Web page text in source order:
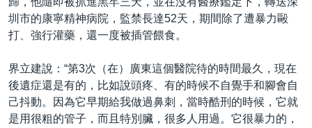
圳市的康寧精神病院，監禁長達52天，期間除了遭暴力毆
打、強行灌藥，還一度被插管餵食。
界立建說：“第3次（在）廣東這個醫院待的時間最久，現在
後遺症還是有的，比如說頭疼、有的時候不自覺手和腳會自
己抖動。因為它早期給我做過鼻刺，當時酷刑的時候，它就
是用很粗的管子，而且特別臟，很多人用過。它很暴力的，